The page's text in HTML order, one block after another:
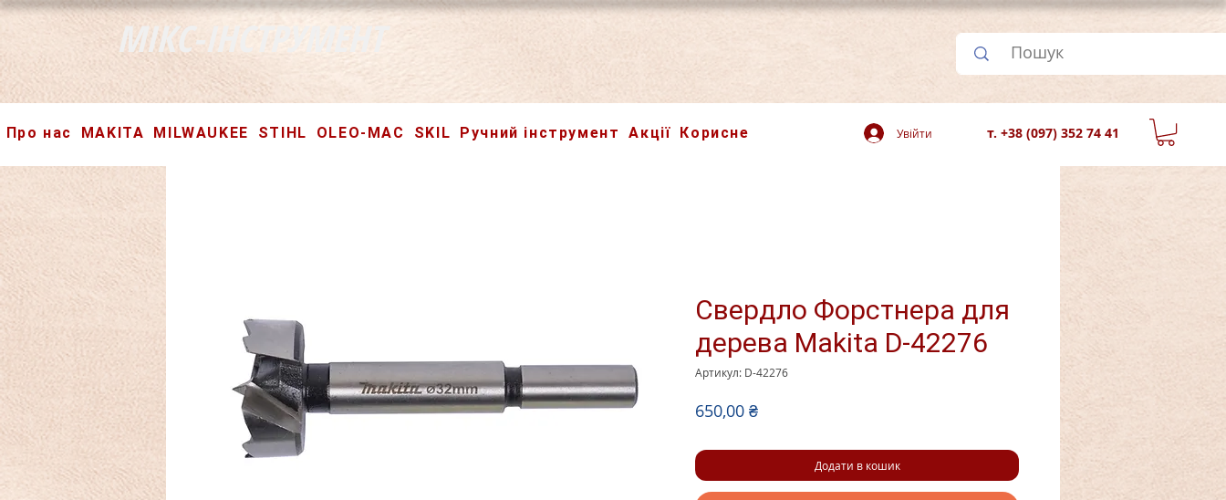
МІКС-ІНСТРУМЕНТ
Про нас MAKITA MILWAUKEE STIHL OLEO-MAC SKIL Ручний інструмент Акції Корисне т. +38 (097) 352 74 41
Увійти
Свердло Форстнера для
дерева Makita D-42276
Артикул: D-42276
650,00 ₴Ціна
Додати в кошик